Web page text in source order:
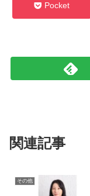
Pocket
関連記事
その他